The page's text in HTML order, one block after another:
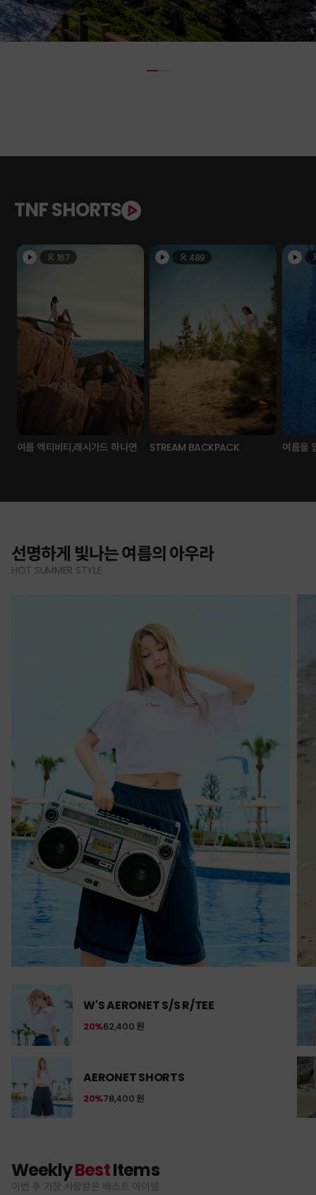
TNF SHORTS
167
여름 액티비티,래시가드 하나면
489
STREAM BACKPACK 여름을
선명하게 빛나는 여름의 아우라
HOT SUMMER STYLE
W'S AERONET S/S R/TEE
62,400 원
20%
AERONET SHORTS
78,400 원
20%
WeeklyBestItems
이번 주 가장 사랑받은 베스트 아이템